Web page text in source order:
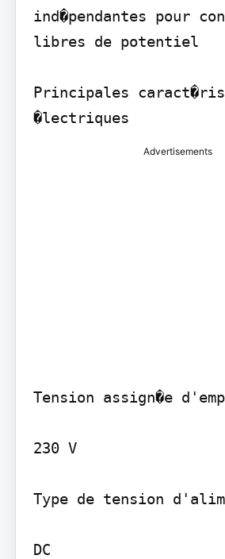
ind�pendantes pour
libres de potentiel
Principales
�lectriques
Advertisements
Tension assign�e
230 V
Type de tension
DC